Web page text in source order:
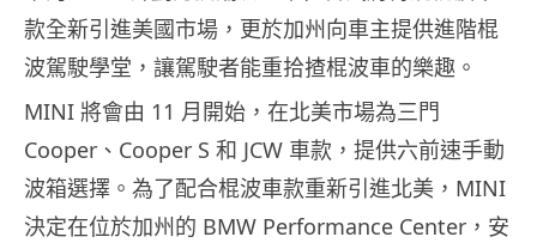
款全新引進美國市場，更於加州向車主提供進階棍
波駕駛學堂，讓駕駛者能重拾揸棍波車的樂趣。
MINI 將會由 11 月開始，在北美市場為三門
Cooper、Cooper S 和 JCW 車款，提供六前速手動
波箱選擇。為了配合棍波車款重新引進北美，MINI
決定在位於加州的 BMW Performance Center，安